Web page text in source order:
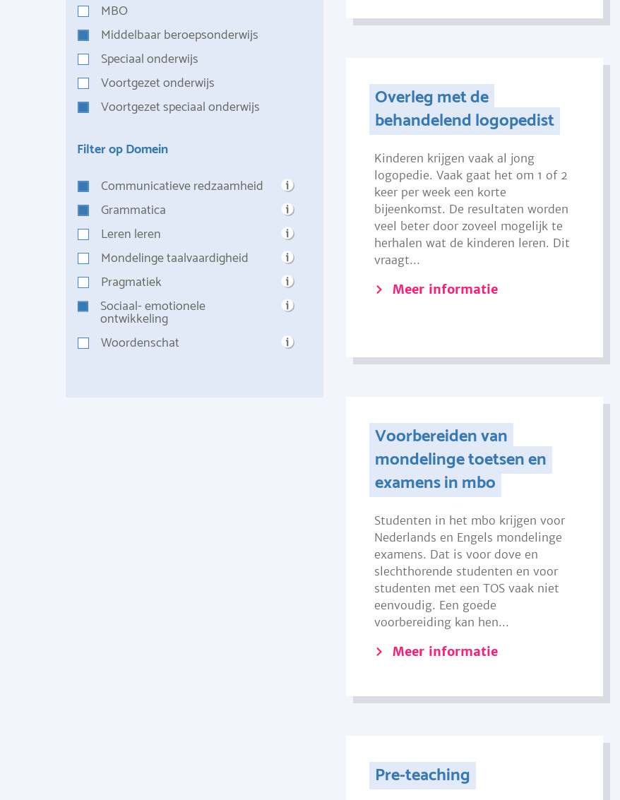
MBO
Middelbaar beroepsonderwijs
Speciaal onderwijs
Voortgezet onderwijs
Voortgezet speciaal onderwijs
Filter op Domein
Communicatieve redzaamheid
Grammatica
Leren leren
Mondelinge taalvaardigheid
Pragmatiek
Sociaal- emotionele
ontwikkeling
Woordenschat
Overleg met de
behandelend logopedist
Kinderen krijgen vaak al jong
logopedie. Vaak gaat het om 1 of 2
keer per week een korte
bijeenkomst. De resultaten worden
veel beter door zoveel mogelijk te
herhalen wat de kinderen leren. Dit
vraagt...
Meer informatie
Voorbereiden van
mondelinge toetsen en
examens in mbo
Studenten in het mbo krijgen voor
Nederlands en Engels mondelinge
examens. Dat is voor dove en
slechthorende studenten en voor
studenten met een TOS vaak niet
eenvoudig. Een goede
voorbereiding kan hen...
Meer informatie
Pre-teaching